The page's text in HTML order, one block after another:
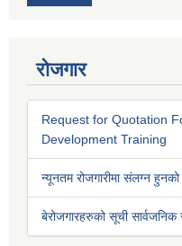
रोजगार
Request for Quotation
Development Training
न्यूनतम रोजगारीमा संलग्न
बेरोजगारहरुको सूची सार्वजनिक